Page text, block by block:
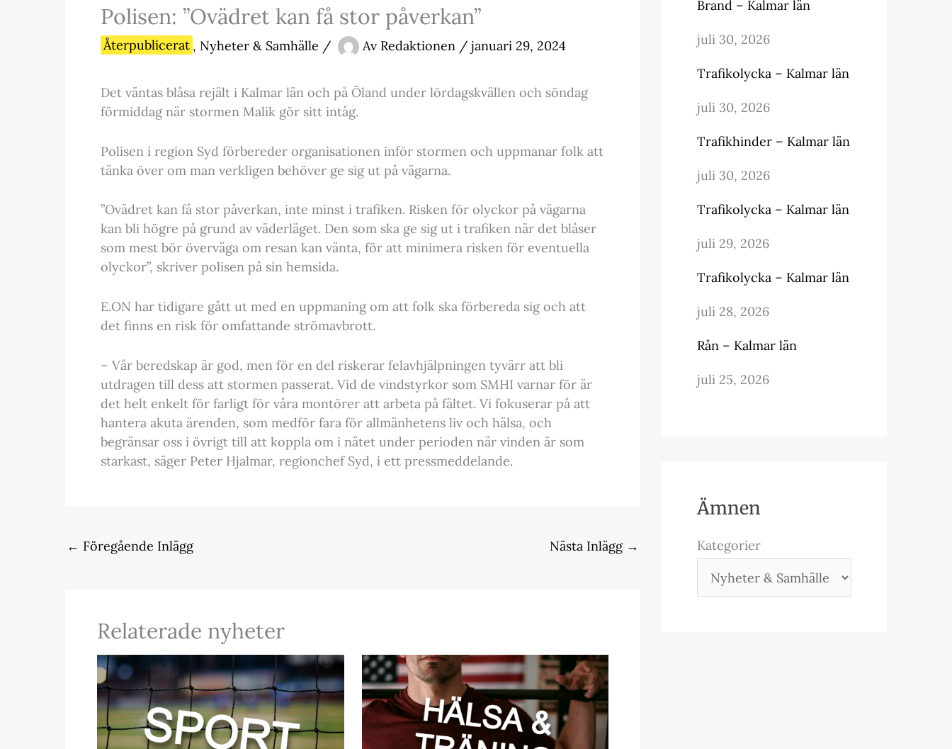
Polisen: ”Ovädret kan få stor påverkan”
Återpublicerat , Nyheter & Samhälle / Av Redaktionen / januari 29, 2024
Det väntas blåsa rejält i Kalmar län och på Öland under lördagskvällen och söndag
förmiddag när stormen Malik gör sitt intåg.
Polisen i region Syd förbereder organisationen inför stormen och uppmanar folk att
tänka över om man verkligen behöver ge sig ut på vägarna.
”Ovädret kan få stor påverkan, inte minst i trafiken. Risken för olyckor på vägarna
kan bli högre på grund av väderläget. Den som ska ge sig ut i trafiken när det blåser
som mest bör överväga om resan kan vänta, för att minimera risken för eventuella
olyckor”, skriver polisen på sin hemsida.
E.ON har tidigare gått ut med en uppmaning om att folk ska förbereda sig och att
det finns en risk för omfattande strömavbrott.
– Vår beredskap är god, men för en del riskerar felavhjälpningen tyvärr att bli
utdragen till dess att stormen passerat. Vid de vindstyrkor som SMHI varnar för är
det helt enkelt för farligt för våra montörer att arbeta på fältet. Vi fokuserar på att
hantera akuta ärenden, som medför fara för allmänhetens liv och hälsa, och
begränsar oss i övrigt till att koppla om i nätet under perioden när vinden är som
starkast, säger Peter Hjalmar, regionchef Syd, i ett pressmeddelande.
← Föregående Inlägg Nästa Inlägg →
Relaterade nyheter
Brand – Kalmar län
juli 30, 2026
Trafikolycka – Kalmar län
juli 30, 2026
Trafikhinder – Kalmar län
juli 30, 2026
Trafikolycka – Kalmar län
juli 29, 2026
Trafikolycka – Kalmar län
juli 28, 2026
Rån – Kalmar län
juli 25, 2026
Ämnen
Kategorier